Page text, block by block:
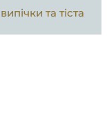
та тіста